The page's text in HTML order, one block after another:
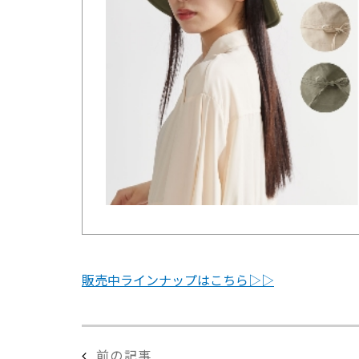
販売中ラインナップはこちら▷▷
前の記事